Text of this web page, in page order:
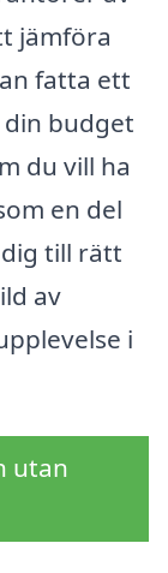
jämföra
fatta ett
budget
du vill ha
en del
till rätt
av
i
utan